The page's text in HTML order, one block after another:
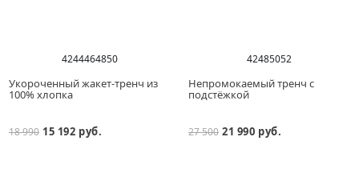
4244464850
Укороченный жакет-тренч из
100% хлопка
18 990 15 192 руб.
42485052
Непромокаемый тренч с
подстёжкой
27 500 21 990 руб.